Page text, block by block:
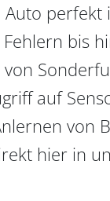
bis
auf
von
hier in